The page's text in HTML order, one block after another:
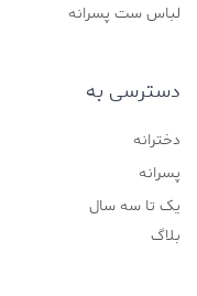
لباس ست پسرانه
دسترسی به
دخترانه
پسرانه
یک تا سه سال
بلاگ